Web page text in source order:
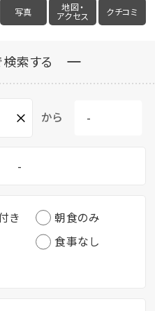
写真 地図・
アクセス クチコミ
索する
× から
-
き
朝食のみ
食事なし